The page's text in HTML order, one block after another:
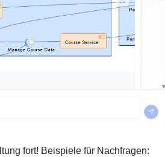
fort! Beispiele für Nachfragen: